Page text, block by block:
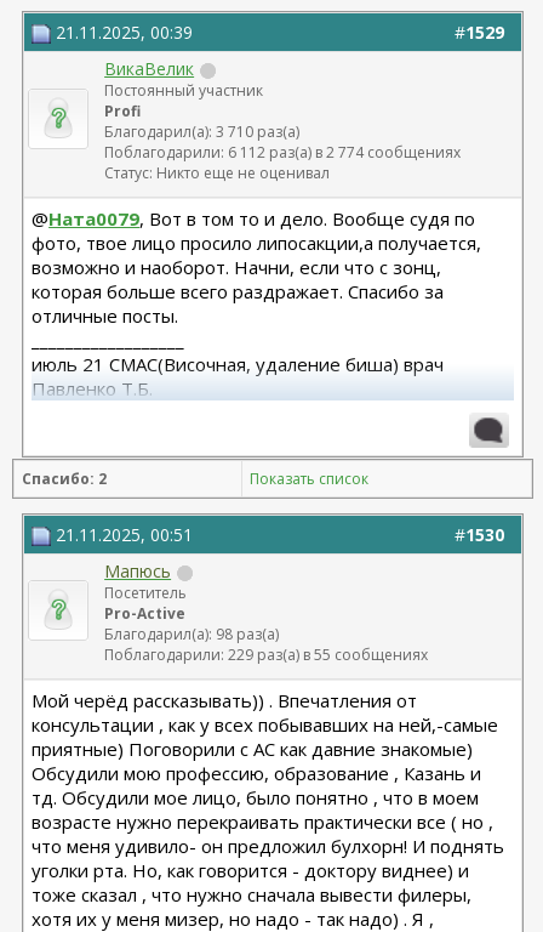
#1529
21.11.2025, 00:39
ВикаВелик
Постоянный участник
Profi
Благодарил(а): 3 710 раз(а)
Поблагодарили: 6 112 раз(а) в 2 774 сообщениях
Статус: Никто еще не оценивал
@Ната0079, Вот в том то и дело. Вообще судя по
фото, твое лицо просило липосакции,а получается,
возможно и наоборот. Начни, если что с зонц,
которая больше всего раздражает. Спасибо за
отличные посты.
июль 21 СМАС(Височная, удаление биша) врач
Павленко Т.Б.
Спасибо: 2 Показать список
#1530
21.11.2025, 00:51
Мапюсь
Посетитель
Pro-Active
Благодарил(а): 98 раз(а)
Поблагодарили: 229 раз(а) в 55 сообщениях
Мой черёд рассказывать)) . Впечатления от
консультации , как у всех побывавших на ней,-самые
приятные) Поговорили с АС как давние знакомые)
Обсудили мою профессию, образование , Казань и
тд. Обсудили мое лицо, было понятно , что в моем
возрасте нужно перекраивать практически все ( но ,
что меня удивило- он предложил булхорн! И поднять
уголки рта. Но, как говорится - доктору виднее) и
тоже сказал , что нужно сначала вывести филеры,
хотя их у меня мизер, но надо - так надо) . Я ,